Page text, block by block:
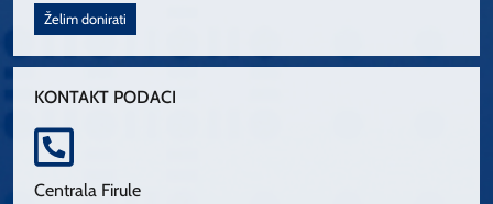
Želim donirati
KONTAKT PODACI
Centrala Firule